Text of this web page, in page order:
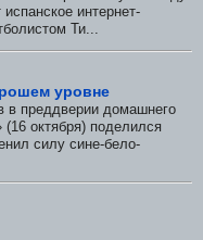
интернет-
Ти...
уровне
преддверии домашнего
октября) поделился
силу сине-бело-